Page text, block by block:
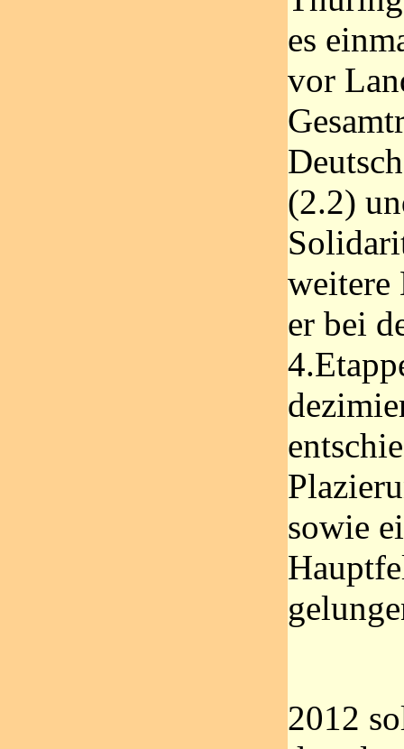
es
vor
(2.2)
weitere
er bei
sowie
2012